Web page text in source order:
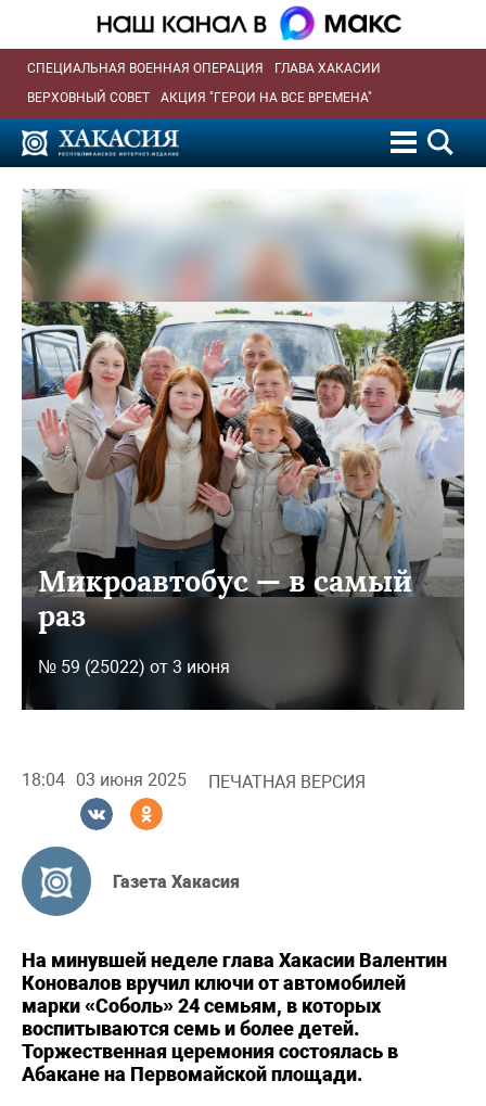
СПЕЦИАЛЬНАЯ ВОЕННАЯ ОПЕРАЦИЯ
ГЛАВА ХАКАСИИ
ВЕРХОВНЫЙ СОВЕТ
АКЦИЯ "ГЕРОИ НА ВСЕ ВРЕМЕНА"
Микроавтобус — в самый
раз
№ 59 (25022) от 3 июня
18:04 03 июня 2025 ПЕЧАТНАЯ ВЕРСИЯ
Газета Хакасия
На минувшей неделе глава Хакасии Валентин
Коновалов вручил ключи от автомобилей
марки «Соболь» 24 семьям, в которых
воспитываются семь и более детей.
Торжественная церемония состоялась в
Абакане на Первомайской площади.